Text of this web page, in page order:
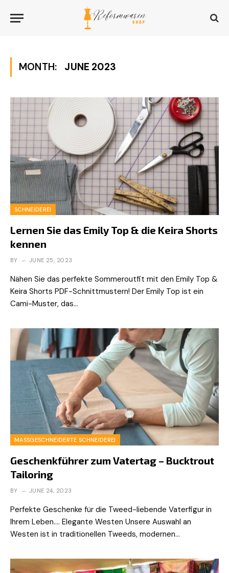
MONTH: JUNE 2023
SCHNEIDEREI
Lernen Sie das Emily Top & die Keira Shorts
kennen
BY JUNE 25, 2023
Nähen Sie das perfekte Sommeroutfit mit den Emily Top &
Keira Shorts PDF-Schnittmustern! Der Emily Top ist ein
Cami-Muster, das…
MASSGESCHNEIDERTE SCHNEIDEREI
Geschenkführer zum Vatertag – Bucktrout
Tailoring
BY JUNE 24, 2023
Perfekte Geschenke für die Tweed-liebende Vaterfigur in
Ihrem Leben…. Elegante Westen Unsere Auswahl an
Westen ist in traditionellen Tweeds, modernen…